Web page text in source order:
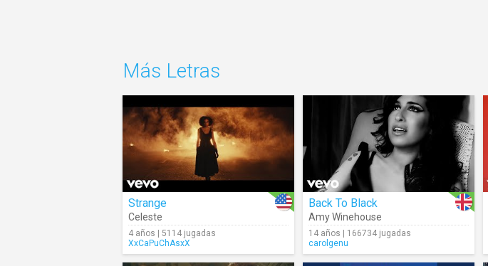
Más Letras
Strange
Celeste
4 años | 5114 jugadas
XxCaPuChAsxX
Back To Black
Amy Winehouse
14 años | 166734 jugadas
carolgenu